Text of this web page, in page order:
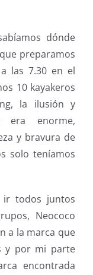
dónde
preparamos
las 7.30 en el
10 kayakeros
la ilusión y
era enorme,
y bravura de
solo teníamos
ir todos juntos
Neococo
a la marca que
y por mi parte
encontrada